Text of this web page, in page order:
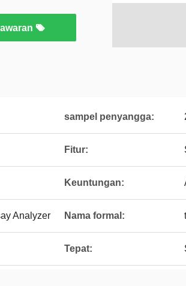
sampel penyangga:
Fitur:
Keuntungan:
Analyzer Nama formal:
Tepat: